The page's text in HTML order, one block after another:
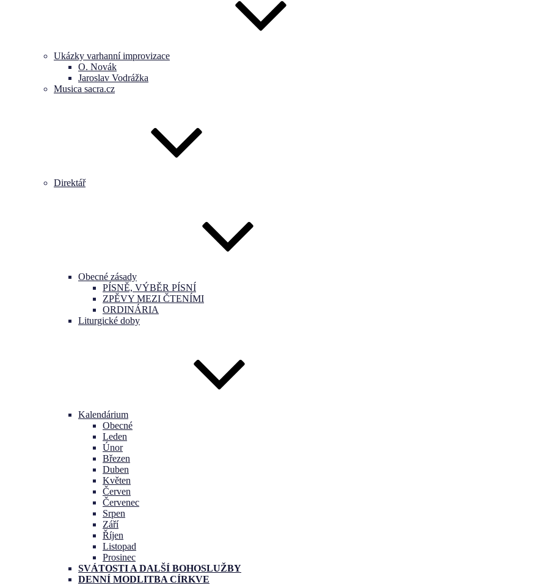
Ukázky varhanní improvizace
O. Novák
Jaroslav Vodrážka
Musica sacra.cz
Direktář
Obecné zásady
PÍSNĚ, VÝBĚR PÍSNÍ
ZPĚVY MEZI ČTENÍMI
ORDINÁRIA
Liturgické doby
Kalendárium
Obecné
Leden
Únor
Březen
Duben
Květen
Červen
Červenec
Srpen
Září
Říjen
Listopad
Prosinec
SVÁTOSTI A DALŠÍ BOHOSLUŽBY
DENNÍ MODLITBA CÍRKVE